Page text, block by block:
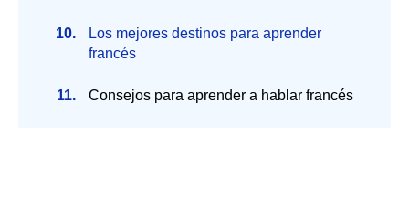
Los mejores destinos para aprender
francés
Consejos para aprender a hablar francés